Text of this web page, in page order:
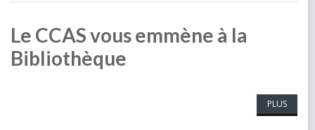
Le CCAS vous emmène à la
Bibliothèque
PLUS